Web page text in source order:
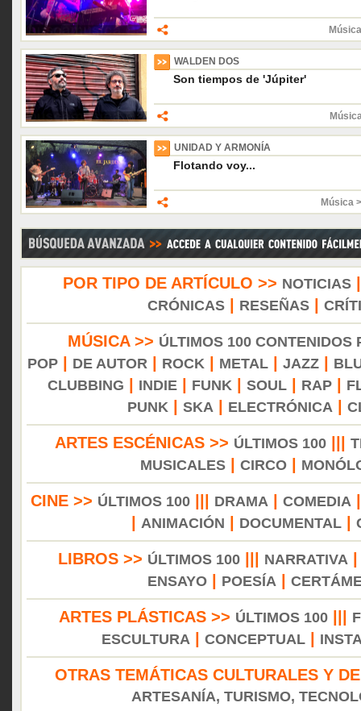
WALDEN DOS
Son tiempos de 'Júpiter'
UNIDAD Y ARMONÍA
Flotando voy...
Música
POR TIPO DE ARTÍCULO >> NOTICIAS
CRÓNICAS| RESEÑAS|
MÚSICA >> ÚLTIMOS 100 CONTENIDOS
POP| DE AUTOR ROCK METAL| JAZZ|
CLUBBING
INDIE| FUNK SOUL| RAP|
PUNK
SKA ELECTRÓNICA
ARTES ESCÉNICAS >> ÚLTIMOS 100
MUSICALES
CIRCO
CINE >> ÚLTIMOS 100||| DRAMA COMEDIA
ANIMACIÓN DOCUMENTAL|
LIBROS >> ÚLTIMOS 100 NARRATIVA
ENSAYO| POESÍA
ARTES PLÁSTICAS >> ÚLTIMOS 100|||
ESCULTURA
CONCEPTUAL
OTRAS TEMÁTICAS CULTURALES Y
ARTESANÍA, TURISMO,